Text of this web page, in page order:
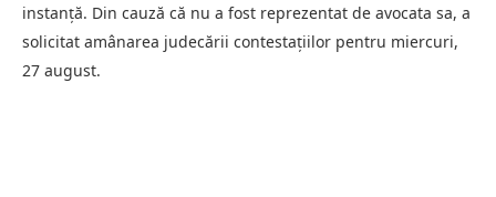
instanță. Din cauză că nu a fost reprezentat de avocata sa, a
solicitat amânarea judecării contestațiilor pentru miercuri,
27 august.